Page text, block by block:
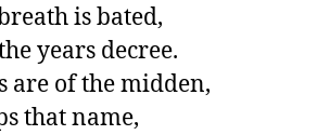
is bated,
years decree.
are of the midden,
that name,